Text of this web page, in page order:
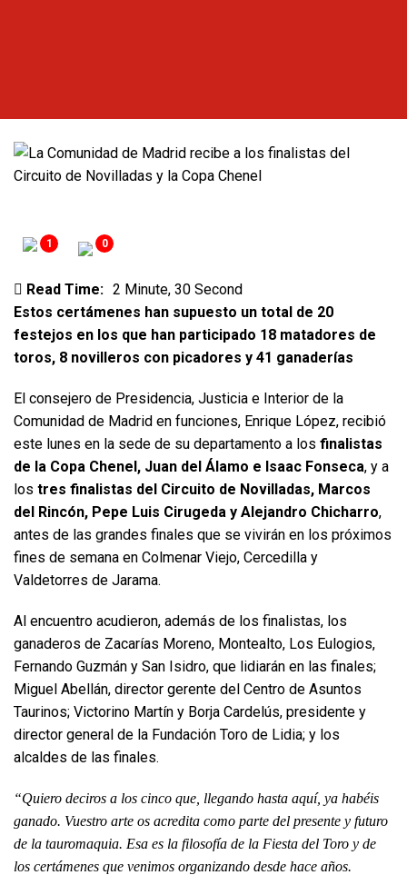
1 0
Read Time: 2 Minute, 30 Second
Estos certámenes han supuesto un total de 20
festejos en los que han participado 18 matadores de
toros, 8 novilleros con picadores y 41 ganaderías
El consejero de Presidencia, Justicia e Interior de la
Comunidad de Madrid en funciones, Enrique López, recibió
este lunes en la sede de su departamento a los finalistas
de la Copa Chenel, Juan del Álamo e Isaac Fonseca, y a
los tres finalistas del Circuito de Novilladas, Marcos
del Rincón, Pepe Luis Cirugeda y Alejandro Chicharro,
antes de las grandes finales que se vivirán en los próximos
fines de semana en Colmenar Viejo, Cercedilla y
Valdetorres de Jarama.
Al encuentro acudieron, además de los finalistas, los
ganaderos de Zacarías Moreno, Montealto, Los Eulogios,
Fernando Guzmán y San Isidro, que lidiarán en las finales;
Miguel Abellán, director gerente del Centro de Asuntos
Taurinos; Victorino Martín y Borja Cardelús, presidente y
director general de la Fundación Toro de Lidia; y los
alcaldes de las finales.
“Quiero deciros a los cinco que, llegando hasta aquí, ya habéis
ganado. Vuestro arte os acredita como parte del presente y futuro
de la tauromaquia. Esa es la filosofía de la Fiesta del Toro y de
los certámenes que venimos organizando desde hace años.